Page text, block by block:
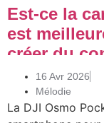
Est-ce la
est
créer du
16 Avr 2026
Mélodie
La DJI Osmo